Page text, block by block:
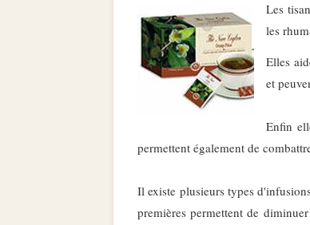
Les
les
Elles
et
Enfin
permettent également de
Il existe plusieurs types
premières permettent de